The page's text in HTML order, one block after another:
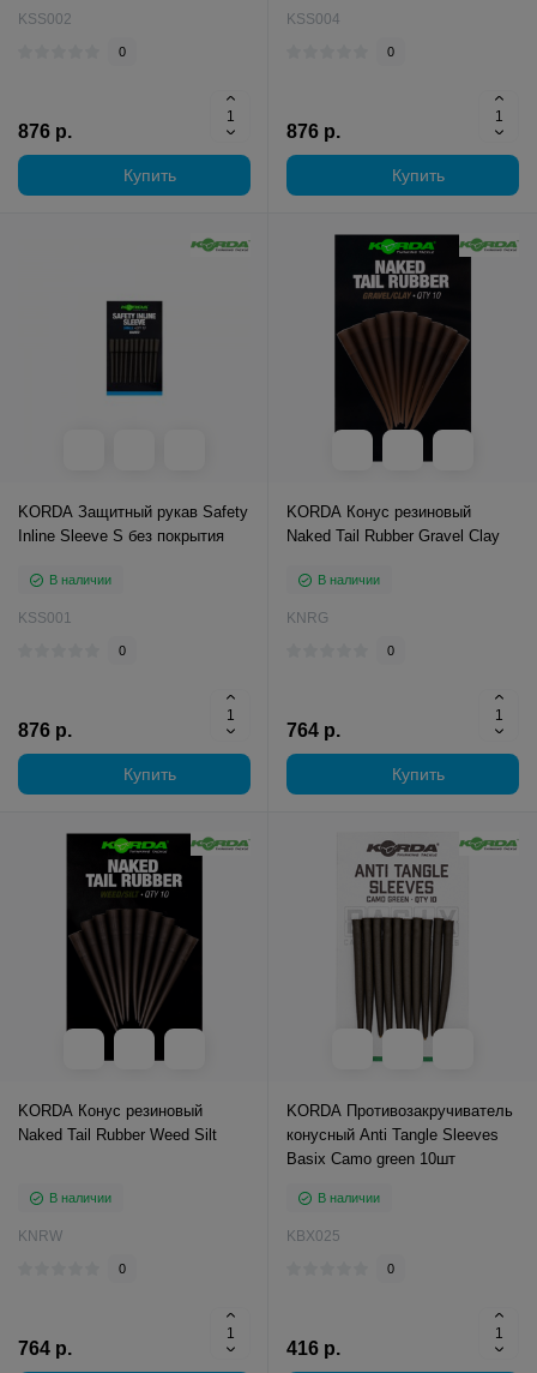
KSS002
0
876 р.
Купить
KSS004
0
876 р.
Купить
KORDA Защитный рукав Safety
Inline Sleeve S без покрытия
В наличии
KSS001
0
876 р.
Купить
KORDA Конус резиновый
Naked Tail Rubber Gravel Clay
В наличии
KNRG
0
764 р.
Купить
KORDA Конус резиновый
Naked Tail Rubber Weed Silt
В наличии
KNRW
0
764 р.
KORDA Противозакручиватель
конусный Anti Tangle Sleeves
Basix Camo green 10шт
В наличии
KBX025
0
416 р.